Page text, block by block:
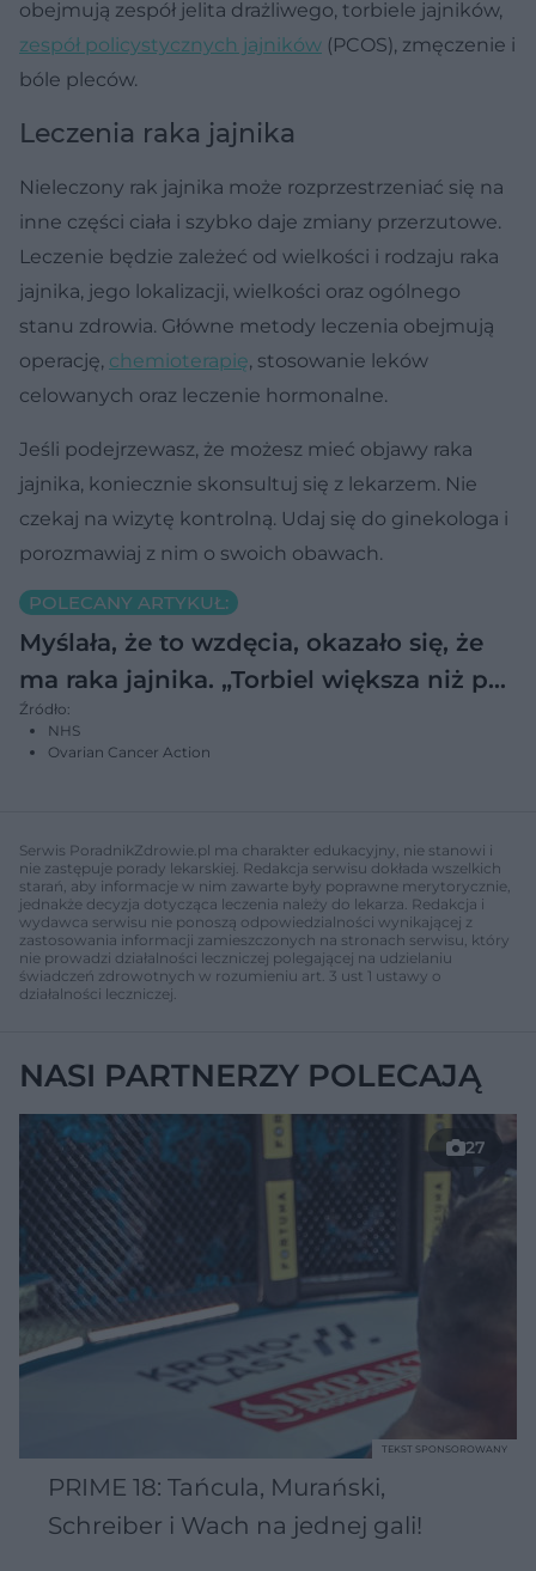
obejmują zespół jelita drażliwego, torbiele jajników,
zespół policystycznych jajników (PCOS), zmęczenie i
bóle pleców.
Leczenia raka jajnika
Nieleczony rak jajnika może rozprzestrzeniać się na
inne części ciała i szybko daje zmiany przerzutowe.
Leczenie będzie zależeć od wielkości i rodzaju raka
jajnika, jego lokalizacji, wielkości oraz ogólnego
stanu zdrowia. Główne metody leczenia obejmują
operację, chemioterapię, stosowanie leków
celowanych oraz leczenie hormonalne.
Jeśli podejrzewasz, że możesz mieć objawy raka
jajnika, koniecznie skonsultuj się z lekarzem. Nie
czekaj na wizytę kontrolną. Udaj się do ginekologa i
porozmawiaj z nim o swoich obawach.
POLECANY ARTYKUŁ:
Myślała, że to wzdęcia, okazało się, że
ma raka jajnika. „Torbiel większa niż p…
Źródło:
NHS
Ovarian Cancer Action
Serwis PoradnikZdrowie.pl ma charakter edukacyjny, nie stanowi i
nie zastępuje porady lekarskiej. Redakcja serwisu dokłada wszelkich
starań, aby informacje w nim zawarte były poprawne merytorycznie,
jednakże decyzja dotycząca leczenia należy do lekarza. Redakcja i
wydawca serwisu nie ponoszą odpowiedzialności wynikającej z
zastosowania informacji zamieszczonych na stronach serwisu, który
nie prowadzi działalności leczniczej polegającej na udzielaniu
świadczeń zdrowotnych w rozumieniu art. 3 ust 1 ustawy o
działalności leczniczej.
NASI PARTNERZY POLECAJĄ
27
PRIME 18: Tańcula, Murański,
Schreiber i Wach na jednej gali!
TEKST SPONSOROWANY